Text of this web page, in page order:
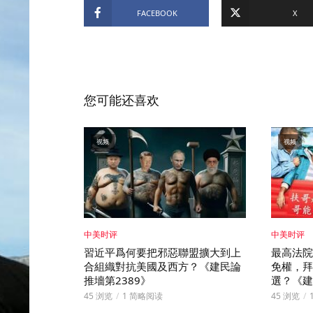
FACEBOOK X
您可能还喜欢
视频
中美时评
習近平爲何要把邪惡聯盟擴大到上
合組織對抗美國及西方？《建民論
推墻第2389》
45 浏览 1 简略阅读
视频
中美时评
最高法
免權，
選？《
45 浏览